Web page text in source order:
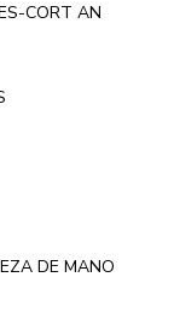
CORT AN
DE MANO